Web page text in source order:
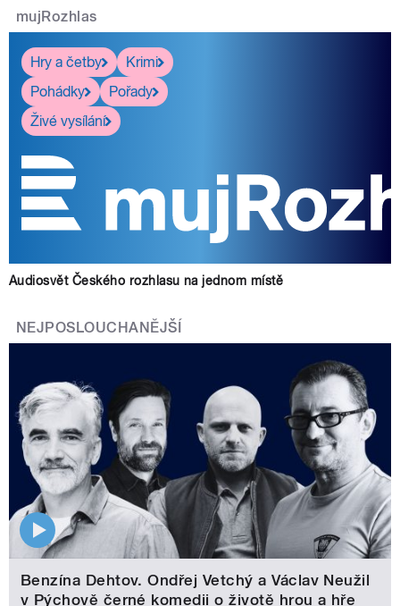
mujRozhlas
Hry a četby
Krimi
Pohádky
Pořady
Živé vysílání
Audiosvět Českého rozhlasu na jednom místě
NEJPOSLOUCHANĚJŠÍ
Benzína Dehtov. Ondřej Vetchý a Václav Neužil
v Pýchově černé komedii o životě hrou a hře